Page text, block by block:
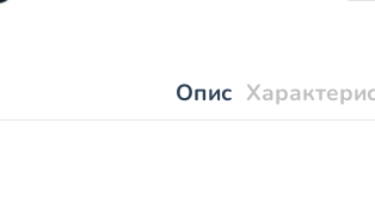
Опис